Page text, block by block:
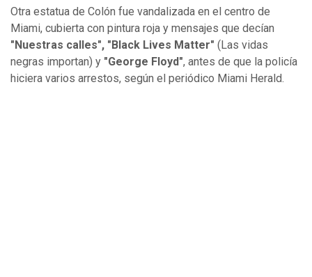
Otra estatua de Colón fue vandalizada en el centro de
Miami, cubierta con pintura roja y mensajes que decían
"Nuestras calles", "Black Lives Matter" (Las vidas
negras importan) y "George Floyd", antes de que la policía
hiciera varios arrestos, según el periódico Miami Herald.